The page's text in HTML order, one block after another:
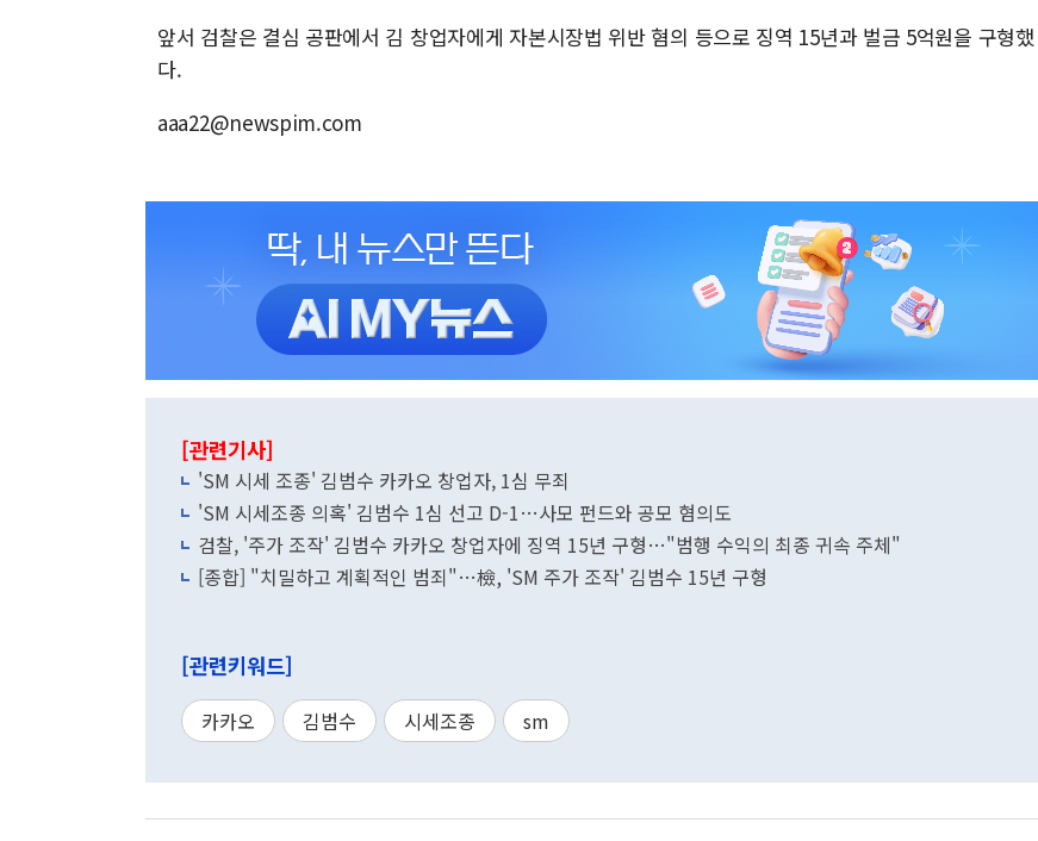
앞서 검찰은 결심 공판에서 김 창업자에게 자본시장법 위반 혐의 등으로 징역 15년과 벌금 5억원을 구형했
다.
aaa22@newspim.com
[관련기사]
'SM 시세 조종' 김범수 카카오 창업자, 1심 무죄
'SM 시세조종 의혹' 김범수 1심 선고 D-1…사모 펀드와 공모 혐의도
검찰, '주가 조작' 김범수 카카오 창업자에 징역 15년 구형…"범행 수익의 최종 귀속 주체"
[종합] "치밀하고 계획적인 범죄"…檢, 'SM 주가 조작' 김범수 15년 구형
[관련키워드]
카카오 김범수 시세조종 sm